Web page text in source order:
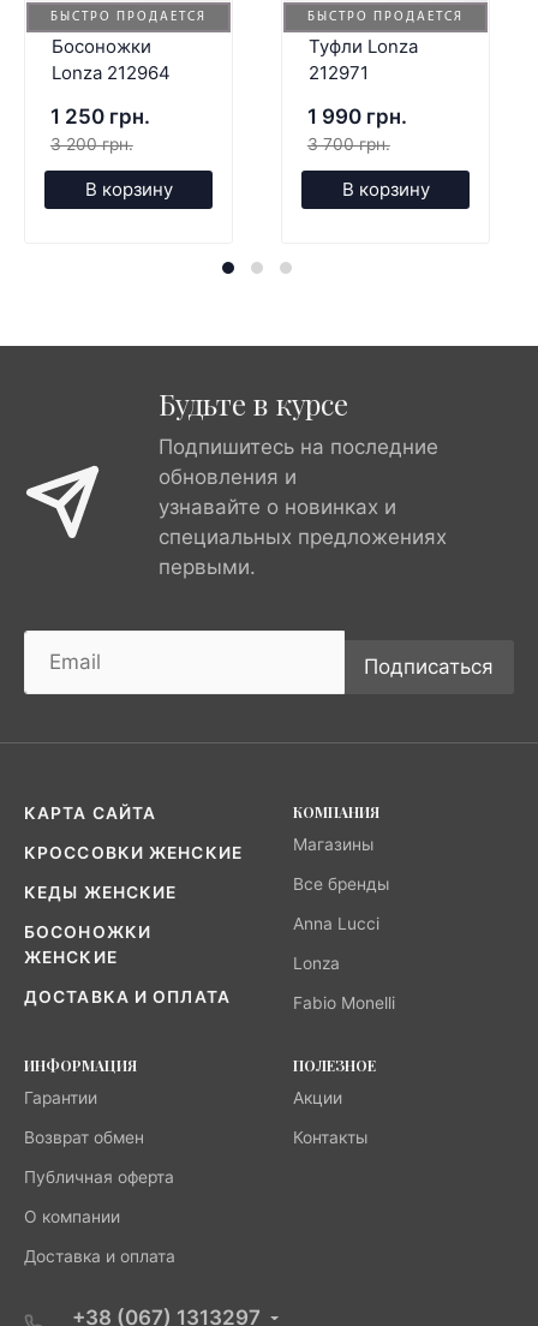
БЫСТРО ПРОДАЕТСЯ
Босоножки
Lonza 212964
1 250 грн.
3 200 грн.
В корзину
БЫСТРО ПРОДАЕТСЯ
Туфли Lonza
212971
1 990 грн.
3 700 грн.
В корзину
Будьте в курсе
Подпишитесь на последние
обновления и
узнавайте о новинках и
специальных предложениях
первыми.
Подписаться
КАРТА САЙТА
КРОССОВКИ ЖЕНСКИЕ
КЕДЫ ЖЕНСКИЕ
БОСОНОЖКИ
ЖЕНСКИЕ
ДОСТАВКА И ОПЛАТА
КОМПАНИЯ
Магазины
Все бренды
Anna Lucci
Lonza
Fabio Monelli
ИНФОРМАЦИЯ
Гарантии
Возврат обмен
Публичная оферта
О компании
Доставка и оплата
ПОЛЕЗНОЕ
Акции
Контакты
+38 (067) 1313297